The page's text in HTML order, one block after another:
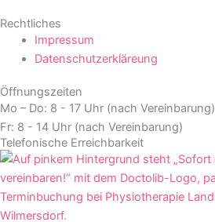
Rechtliches
Impressum
Datenschutzerkläreung
Öffnungszeiten
Mo – Do: 8 - 17 Uhr (nach Vereinbarung)
Fr: 8 - 14 Uhr (nach Vereinbarung)
Telefonische Erreichbarkeit